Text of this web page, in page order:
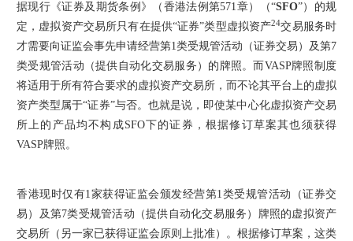
据现行《证券及期货条例》（香港法例第571章）（“SFO”）的规
定，虚拟资产交易所只有在提供“证券”类型虚拟资产24交易服务时
才需要向证监会事先申请经营第1类受规管活动（证券交易）及第7
类受规管活动（提供自动化交易服务）的牌照。而VASP牌照制度
将适用于所有符合要求的虚拟资产交易所，而不论其平台上的虚拟
资产类型属于“证券”与否。也就是说，即使某中心化虚拟资产交易
所上的产品均不构成SFO下的证券，根据修订草案其也须获得
VASP牌照。
香港现时仅有1家获得证监会颁发经营第1类受规管活动（证券交
易）及第7类受规管活动（提供自动化交易服务）牌照的虚拟资产
交易所（另一家已获得证监会原则上批准）。根据修订草案，这类